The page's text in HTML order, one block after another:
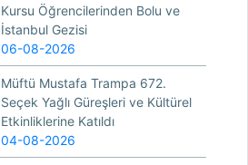
Kursu Öğrencilerinden Bolu ve
İstanbul Gezisi
06-08-2026
Müftü Mustafa Trampa 672.
Seçek Yağlı Güreşleri ve Kültürel
Etkinliklerine Katıldı
04-08-2026